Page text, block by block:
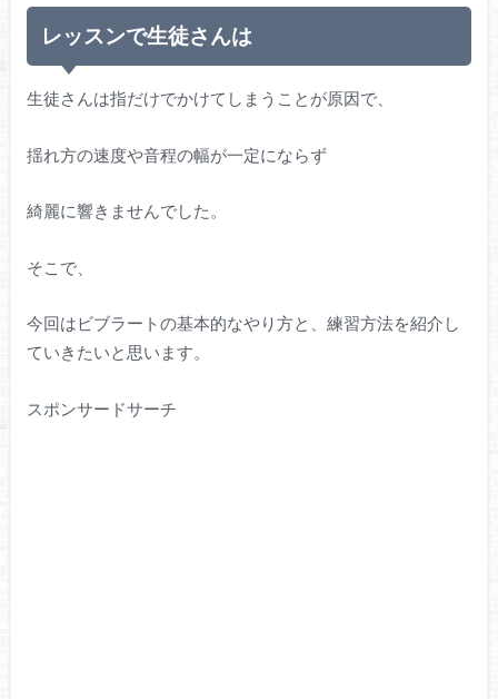
レッスンで生徒さんは
生徒さんは指だけでかけてしまうことが原因で、
揺れ方の速度や音程の幅が一定にならず
綺麗に響きませんでした。
そこで、
今回はビブラートの基本的なやり方と、練習方法を紹介し
ていきたいと思います。
スポンサードサーチ